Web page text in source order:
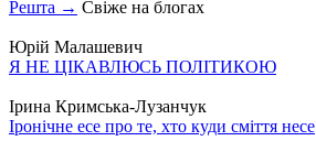
Решта → Свіже на блогах
Юрій Малашевич
Я НЕ ЦІКАВЛЮСЬ ПОЛІТИКОЮ
Ірина Кримська-Лузанчук
Іронічне есе про те, хто куди сміття несе